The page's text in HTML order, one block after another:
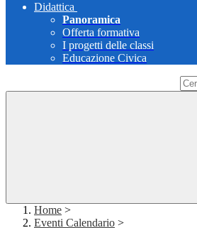
Didattica
Panoramica
Offerta formativa
I progetti delle classi
Educazione Civica
Home >
Eventi Calendario >